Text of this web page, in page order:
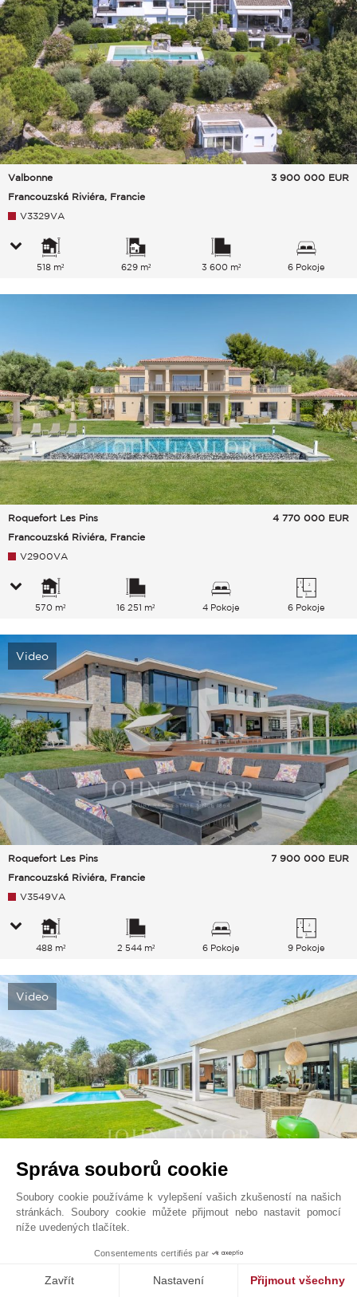
Valbonne
Francouzská Riviéra, Francie
3 900 000 EUR
V3329VA
518 m² 629 m² 3 600 m² 6 Pokoje
Roquefort Les Pins
Francouzská Riviéra, Francie
4 770 000 EUR
V2900VA
570 m² 16 251 m² 4 Pokoje 6 Pokoje
Video
Roquefort Les Pins
Francouzská Riviéra, Francie
7 900 000 EUR
V3549VA
488 m² 2 544 m² 6 Pokoje 9 Pokoje
Video
Valbonne
Francouzská Riviéra, Francie
4 980 000 EUR
450 m² 2 452 m² 5 Pokoje 7 Pokoje
Správa souborů cookie
Soubory cookie používáme k vylepšení vašich zkušeností na našich
stránkách. Soubory cookie můžete přijmout nebo nastavit pomocí
níže uvedených tlačítek.
Consentements certifiés par
Zavřít Nastavení Přijmout všechny